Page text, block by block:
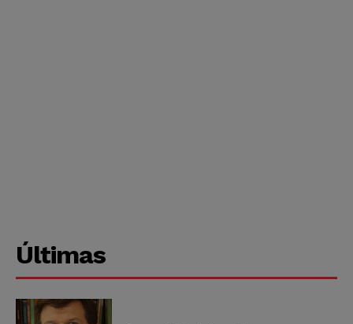
Últimas